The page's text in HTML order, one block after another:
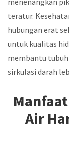
teratur.
hubungan erat
untuk kualitas
membantu
sirkulasi darah
Air